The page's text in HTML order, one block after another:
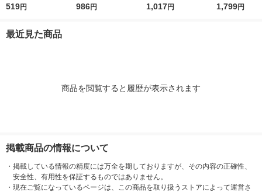
×ウエットシート 1パ
519円
×ウエットシート 1セ
986円
×ウエットシート 1パ
1,017円
ーリングワイ
1,799円
最近見た商品
商品を閲覧すると履歴が表示されます
掲載商品の情報について
・ 掲載している情報の精度には万全を期しておりますが、その内容の正確性、
安全性、有用性を保証するものではありません。
・ 現在ご覧になっているページは、この商品を取り扱うストアによって運営さ